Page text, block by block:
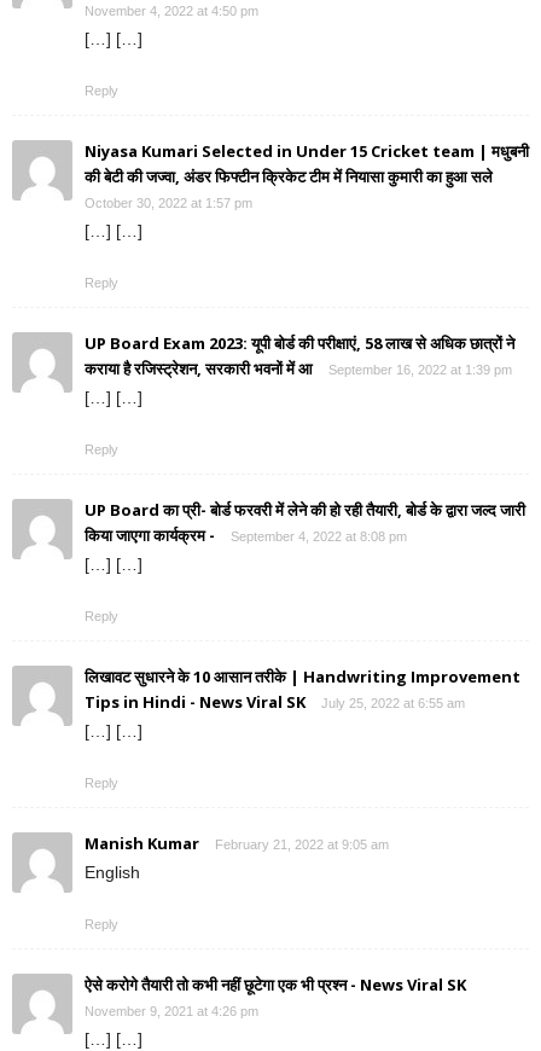
November 4, 2022 at 4:50 pm
[…] […]
Reply
Niyasa Kumari Selected in Under 15 Cricket team | मधुबनी
की बेटी की जज्वा, अंडर फिफ्टीन क्रिकेट टीम में नियासा कुमारी का हुआ सले
October 30, 2022 at 1:57 pm
[…] […]
Reply
UP Board Exam 2023: यूपी बोर्ड की परीक्षाएं, 58 लाख से अधिक छात्रों ने
कराया है रजिस्ट्रेशन, सरकारी भवनों में आ
September 16, 2022 at 1:39 pm
[…] […]
Reply
UP Board का प्री- बोर्ड फरवरी में लेने की हो रही तैयारी, बोर्ड के द्वारा जल्द जारी
किया जाएगा कार्यक्रम -
September 4, 2022 at 8:08 pm
[…] […]
Reply
लिखावट सुधारने के 10 आसान तरीके | Handwriting Improvement
Tips in Hindi - News Viral SK
July 25, 2022 at 6:55 am
[…] […]
Reply
Manish Kumar February 21, 2022 at 9:05 am
English
Reply
ऐसे करोगे तैयारी तो कभी नहीं छूटेगा एक भी प्रश्न - News Viral SK
November 9, 2021 at 4:26 pm
[…] […]